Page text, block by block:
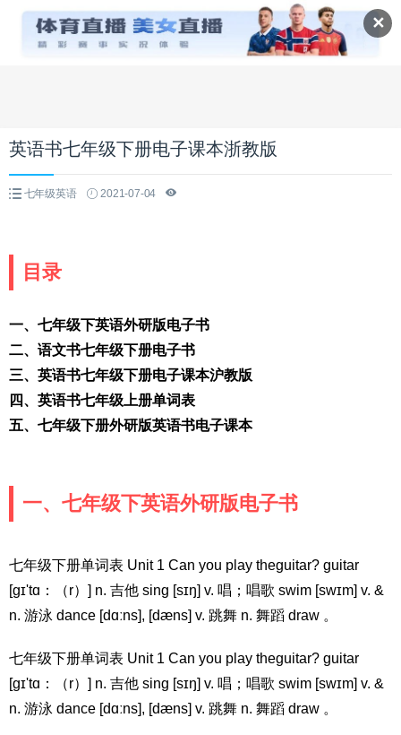
✕
英语书七年级下册电子课本浙教版
七年级英语 2021-07-04
目录
一、七年级下英语外研版电子书
二、语文书七年级下册电子书
三、英语书七年级下册电子课本沪教版
四、英语书七年级上册单词表
五、七年级下册外研版英语书电子课本
一、七年级下英语外研版电子书
七年级下册单词表 Unit 1 Can you play theguitar? guitar
[ɡɪ'tɑ：（r）] n. 吉他 sing [sɪŋ] v. 唱；唱歌 swim [swɪm] v. &
n. 游泳 dance [dɑːns], [dæns] v. 跳舞 n. 舞蹈 draw 。
七年级下册单词表 Unit 1 Can you play theguitar? guitar
[ɡɪ'tɑ：（r）] n. 吉他 sing [sɪŋ] v. 唱；唱歌 swim [swɪm] v. &
n. 游泳 dance [dɑːns], [dæns] v. 跳舞 n. 舞蹈 draw 。